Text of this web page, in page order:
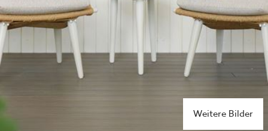
Weitere Bilder